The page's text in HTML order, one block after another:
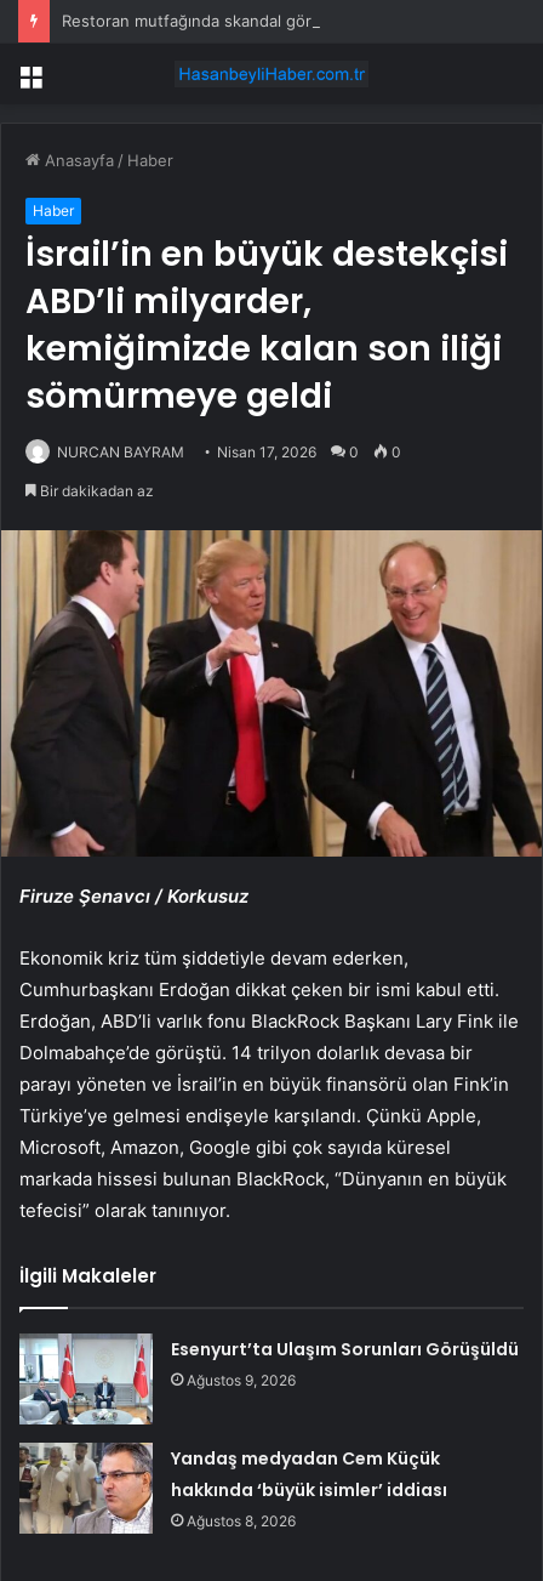
Menü
Anasayfa / Haber
Haber
İsrail’in en büyük destekçisi
ABD’li milyarder,
kemiğimizde kalan son iliği
sömürmeye geldi
NURCAN BAYRAM Nisan 17, 2026 0 0
Bir dakikadan az
Firuze Şenavcı / Korkusuz
Ekonomik kriz tüm şiddetiyle devam ederken,
Cumhurbaşkanı Erdoğan dikkat çeken bir ismi kabul etti.
Erdoğan, ABD’li varlık fonu BlackRock Başkanı Lary Fink ile
Dolmabahçe’de görüştü. 14 trilyon dolarlık devasa bir
parayı yöneten ve İsrail’in en büyük finansörü olan Fink’in
Türkiye’ye gelmesi endişeyle karşılandı. Çünkü Apple,
Microsoft, Amazon, Google gibi çok sayıda küresel
markada hissesi bulunan BlackRock, “Dünyanın en büyük
tefecisi” olarak tanınıyor.
İlgili Makaleler
Esenyurt’ta Ulaşım Sorunları Görüşüldü
Ağustos 9, 2026
Yandaş medyadan Cem Küçük
hakkında ‘büyük isimler’ iddiası
Ağustos 8, 2026